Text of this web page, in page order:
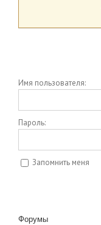
Имя пользователя:
Пароль:
Запомнить меня
Форумы